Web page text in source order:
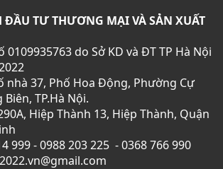
ĐẦU TƯ THƯƠNG MẠI VÀ SẢN XUẤT
0109935763 do Sở KD và ĐT TP Hà Nội
nhà 37, Phố Hoa Động, Phường Cự
TP.Hà Nội.
Hiệp Thành 13, Hiệp Thành, Quận
999 - 0988 203 225 - 0368 766 990